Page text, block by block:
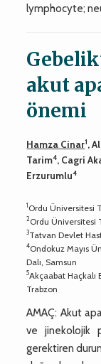
lymphocyte;
akut
önemi
Hamza Cinar1,
Tarim4, Cagri
Erzurumlu4
1Ordu Üniversitesi
2Ordu Üniversitesi
3Tatvan Devlet
4Ondokuz Mayıs
Dalı, Samsun
5Akçaabat Haçkalı
Trabzon
AMAÇ: Akut
ve jinekolojik
gerektiren